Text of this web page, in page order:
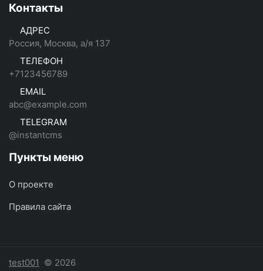
Контакты
АДРЕС
Россия, Москва, а/я 137
ТЕЛЕФОН
+7123456789
EMAIL
abc@example.com
TELEGRAM
@instantcms
Пункты меню
О проекте
Правила сайта
test001 © 2026